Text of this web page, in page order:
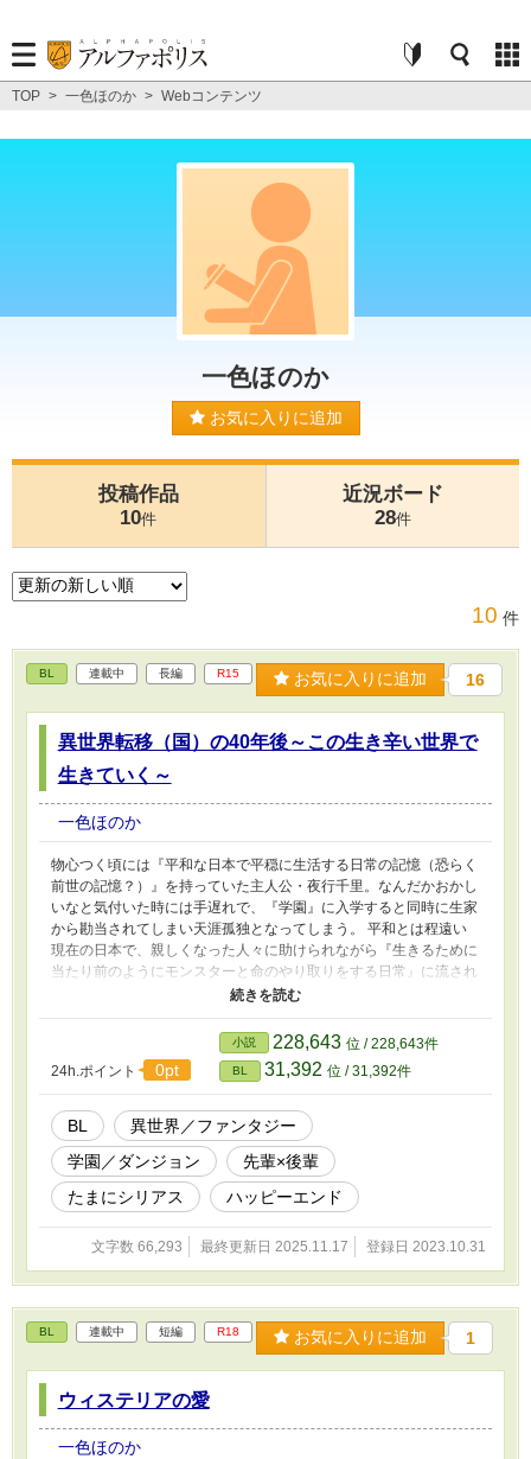
TOP > 一色ほのか > Webコンテンツ
一色ほのか
お気に入りに追加
投稿作品
10件
近況ボード
28件
10 件
BL 連載中 長編 R15 お気に入りに追加 16
異世界転移（国）の40年後～この生き辛い世界で
生きていく～
一色ほのか
物心つく頃には『平和な日本で平穏に生活する日常の記憶（恐らく
前世の記憶？）』を持っていた主人公・夜行千里。なんだかおかし
いなと気付いた時には手遅れで、『学園』に入学すると同時に生家
から勘当されてしまい天涯孤独となってしまう。 平和とは程遠い
現在の日本で、親しくなった人々に助けられながら『生きるために
当たり前のようにモンスターと命のやり取りをする日常』に流され
る日々。 そんなある日、入寮時からずっと面倒を見てくれている
一人での学園生活が始まった。 それを好機と動き出す悪意ある者
達。それから、新しい出会い。 動き出した『運命』の行く末は。
★…主人公以外の視点
24h.ポイント 0pt
小説 228,643 位 / 228,643件
BL 31,392 位 / 31,392件
BL
異世界／ファンタジー
学園／ダンジョン
先輩×後輩
たまにシリアス
ハッピーエンド
文字数 66,293 最終更新日 2025.11.17 登録日 2023.10.31
BL 連載中 短編 R18 お気に入りに追加 1
ウィステリアの愛
一色ほのか